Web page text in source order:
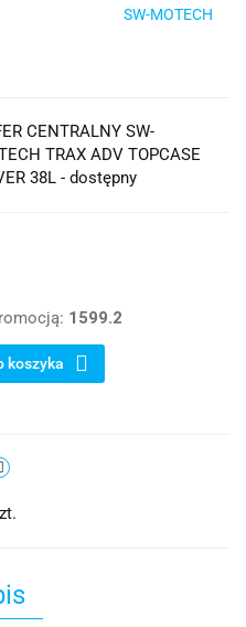
SW-MOTECH
CENTRALNY SW-
TRAX ADV TOPCASE
38L - dostępny
1599.2
koszyka